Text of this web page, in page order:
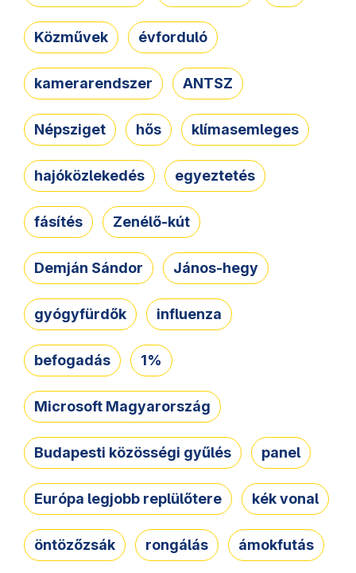
Közművek évforduló
kamerarendszer ANTSZ
Népsziget hős klímasemleges
hajóközlekedés egyeztetés
fásítés Zenélő-kút
Demján Sándor János-hegy
gyógyfürdők influenza
befogadás 1%
Microsoft Magyarország
Budapesti közösségi gyűlés panel
Európa legjobb replülőtere kék vonal
öntözőzsák rongálás ámokfutás